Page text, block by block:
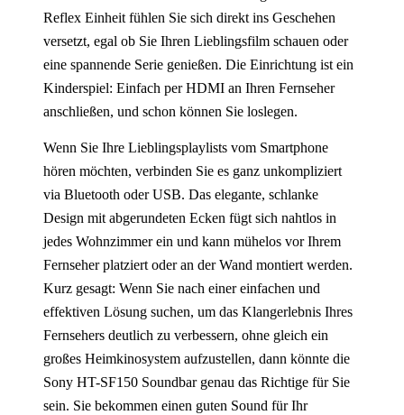
Reflex Einheit fühlen Sie sich direkt ins Geschehen
versetzt, egal ob Sie Ihren Lieblingsfilm schauen oder
eine spannende Serie genießen. Die Einrichtung ist ein
Kinderspiel: Einfach per HDMI an Ihren Fernseher
anschließen, und schon können Sie loslegen.
Wenn Sie Ihre Lieblingsplaylists vom Smartphone
hören möchten, verbinden Sie es ganz unkompliziert
via Bluetooth oder USB. Das elegante, schlanke
Design mit abgerundeten Ecken fügt sich nahtlos in
jedes Wohnzimmer ein und kann mühelos vor Ihrem
Fernseher platziert oder an der Wand montiert werden.
Kurz gesagt: Wenn Sie nach einer einfachen und
effektiven Lösung suchen, um das Klangerlebnis Ihres
Fernsehers deutlich zu verbessern, ohne gleich ein
großes Heimkinosystem aufzustellen, dann könnte die
Sony HT-SF150 Soundbar genau das Richtige für Sie
sein. Sie bekommen einen guten Sound für Ihr